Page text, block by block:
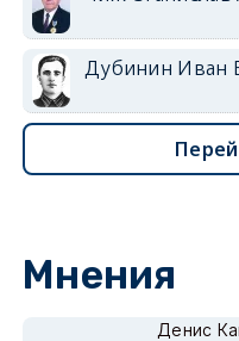
Дубинин Иван
Мнения
Денис